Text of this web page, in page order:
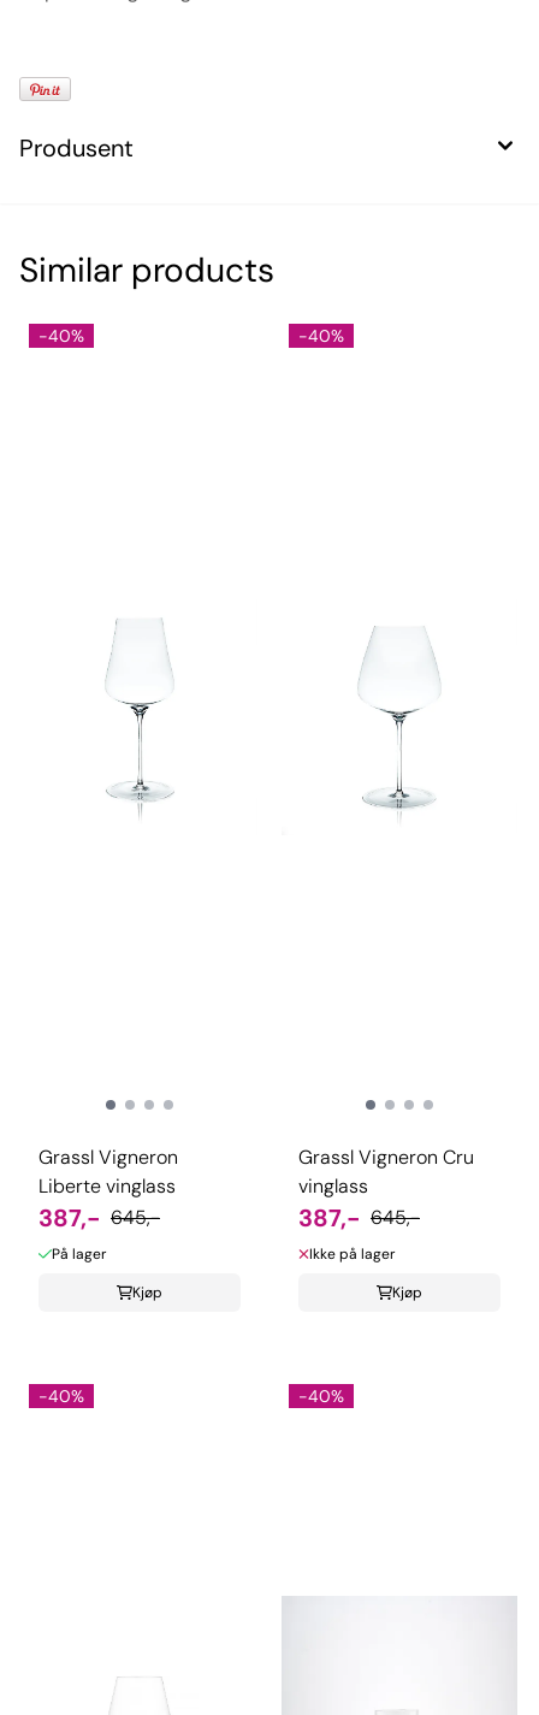
Produsent
Similar products
-40%
Grassl Vigneron
Liberte vinglass
387,- 645,-
På lager
Kjøp
-40%
Grassl Vigneron Cru
vinglass
387,- 645,-
Ikke på lager
Kjøp
-40% -40%